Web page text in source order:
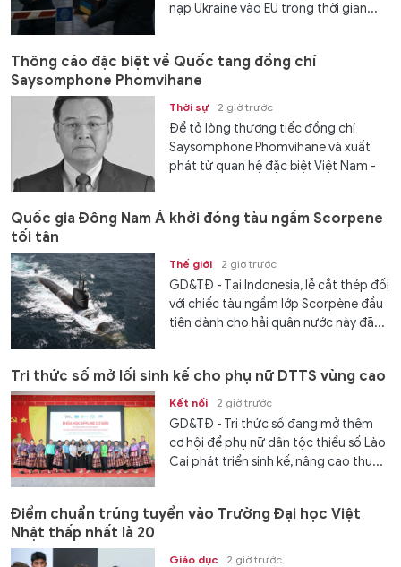
nạp Ukraine vào EU trong thời gian...
Thông cáo đặc biệt về Quốc tang đồng chí
Saysomphone Phomvihane
Thời sự 2 giờ trước
Để tỏ lòng thương tiếc đồng chí
Saysomphone Phomvihane và xuất
phát từ quan hệ đặc biệt Việt Nam -
Cộng hoà xã hội Chủ nghĩa Việt
Quốc gia Đông Nam Á khởi đóng tàu ngầm Scorpene
tối tân
Thế giới 2 giờ trước
GD&TĐ - Tại Indonesia, lễ cắt thép đối
với chiếc tàu ngầm lớp Scorpène đầu
tiên dành cho hải quân nước này đã...
Tri thức số mở lối sinh kế cho phụ nữ DTTS vùng cao
Kết nối 2 giờ trước
GD&TĐ - Tri thức số đang mở thêm
cơ hội để phụ nữ dân tộc thiểu số Lào
Cai phát triển sinh kế, nâng cao thu...
Điểm chuẩn trúng tuyển vào Trường Đại học Việt
Nhật thấp nhất là 20
Giáo dục 2 giờ trước